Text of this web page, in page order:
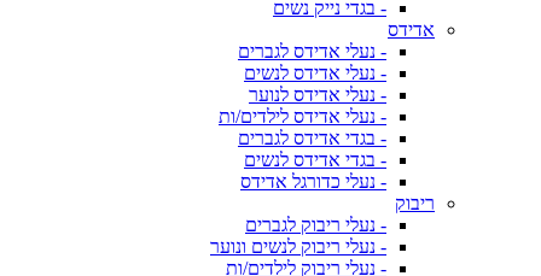
- בגדי נייק נשים
אדידס
- נעלי אדידס לגברים
- נעלי אדידס לנשים
- נעלי אדידס לנוער
- נעלי אדידס לילדים/ות
- בגדי אדידס לגברים
- בגדי אדידס לנשים
- נעלי כדורגל אדידס
ריבוק
- נעלי ריבוק לגברים
- נעלי ריבוק לנשים ונוער
- נעלי ריבוק לילדים/ות